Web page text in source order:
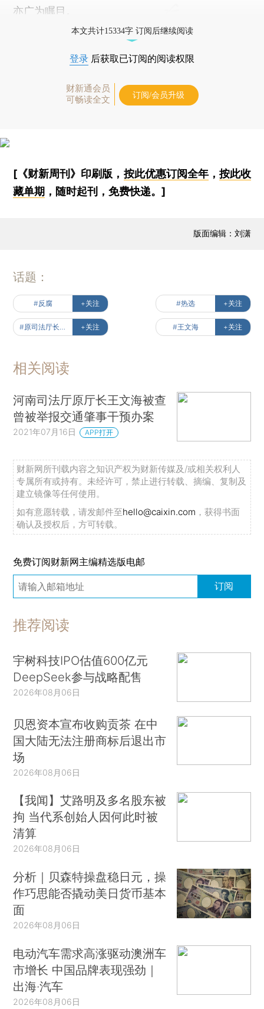
亦广为瞩目。
本文共计15334字 订阅后继续阅读
登录 后获取已订阅的阅读权限
财新通会员
可畅读全文
订阅/会员升级
[《财新周刊》印刷版， 按此优惠订阅全年， 按此收
藏单期 ，随时起刊，免费快递。]
版面编辑：刘潇
话题：
#反腐 +关注 #热选 +关注
+关注 #王文海 +关注
相关阅读
河南司法厅原厅长王文海被查
曾被举报交通肇事干预办案
2021年07月16日 APP打开
财新网所刊载内容之知识产权为财新传媒及/或相关权利人
专属所有或持有。未经许可，禁止进行转载、摘编、复制及
建立镜像等任何使用。
如有意愿转载，请发邮件至hello@caixin.com ，获得书面
确认及授权后，方可转载。
免费订阅财新网主编精选版电邮
订阅
推荐阅读
宇树科技IPO估值600亿元
DeepSeek参与战略配售
2026年08月06日
贝恩资本宣布收购贡茶 在中
国大陆无法注册商标后退出市
场
2026年08月06日
【我闻】艾路明及多名股东被
拘 当代系创始人因何此时被
清算
2026年08月06日
分析｜贝森特操盘稳日元，操
作巧思能否撬动美日货币基本
面
2026年08月06日
电动汽车需求高涨驱动澳洲车
市增长 中国品牌表现强劲｜
出海·汽车
2026年08月06日